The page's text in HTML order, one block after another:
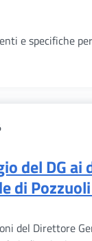
e specifiche
del DG ai
di
del Direttore